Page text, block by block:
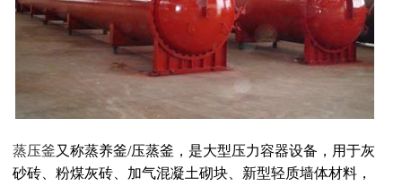
蒸压釜又称蒸养釜/压蒸釜，是大型压力容器设备，用于灰
砂砖、粉煤灰砖、加气混凝土砌块、新型轻质墙体材料，